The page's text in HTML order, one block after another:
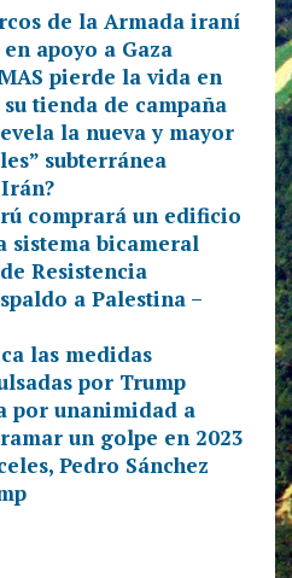
de la Armada iraní
apoyo a Gaza
pierde la vida en
tienda de campaña
la nueva y mayor
subterránea
comprará un edificio
sistema bicameral
Resistencia
a Palestina –
las medidas
por Trump
por unanimidad a
un golpe en 2023
Pedro Sánchez